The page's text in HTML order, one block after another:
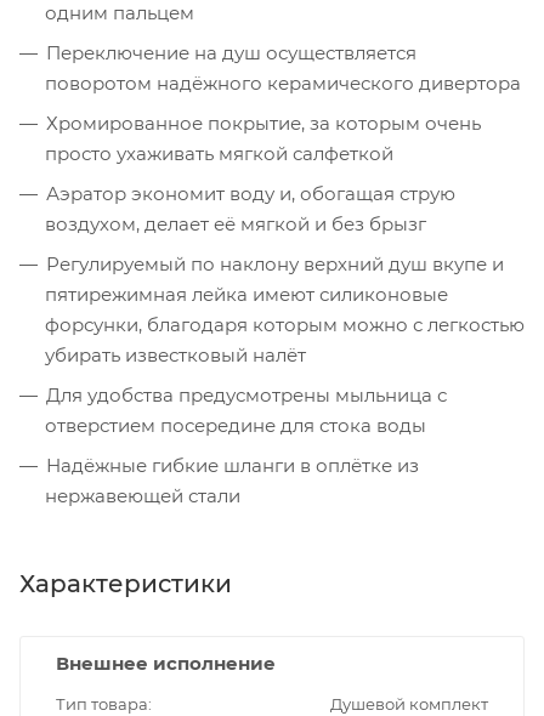
одним пальцем
Переключение на душ осуществляется
поворотом надёжного керамического дивертора
Хромированное покрытие, за которым очень
просто ухаживать мягкой салфеткой
Аэратор экономит воду и, обогащая струю
воздухом, делает её мягкой и без брызг
Регулируемый по наклону верхний душ вкупе и
пятирежимная лейка имеют силиконовые
форсунки, благодаря которым можно с легкостью
убирать известковый налёт
Для удобства предусмотрены мыльница с
отверстием посередине для стока воды
Надёжные гибкие шланги в оплётке из
нержавеющей стали
Характеристики
Внешнее исполнение
Тип товара
Душевой комплект